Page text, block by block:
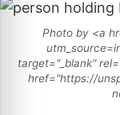
Photo by <a
target="_blank"
href="https://